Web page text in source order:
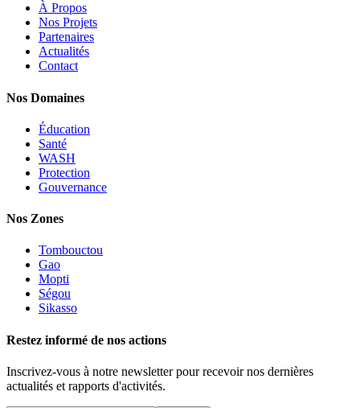
À Propos
Nos Projets
Partenaires
Actualités
Contact
Nos Domaines
Éducation
Santé
WASH
Protection
Gouvernance
Nos Zones
Tombouctou
Gao
Mopti
Ségou
Sikasso
Restez informé de nos actions
Inscrivez-vous à notre newsletter pour recevoir nos dernières
actualités et rapports d'activités.